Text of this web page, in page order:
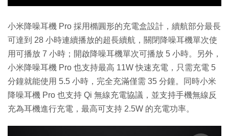
小米降噪耳機 Pro 採用橢圓形的充電盒設計，續航部分最長
可達到 28 小時連續播放的超長續航，關閉降噪耳機單次使
用可播放 7 小時；開啟降噪耳機單次可播放 5 小時。另外，
小米降噪耳機 Pro 也支持最高 11W 快速充電，只需充電 5
分鐘就能使用 5.5 小時，完全充滿僅需 35 分鐘。同時小米
降噪耳機 Pro 也支持 Qi 無線充電協議，並支持手機無線反
充為耳機進行充電，最高可支持 2.5W 的充電功率。